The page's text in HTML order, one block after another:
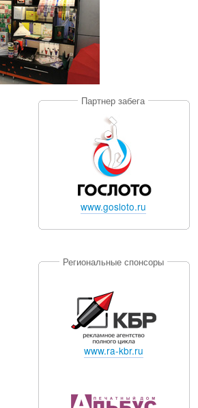
Партнер забега
www.gosloto.ru
Региональные спонсоры
www.ra-kbr.ru